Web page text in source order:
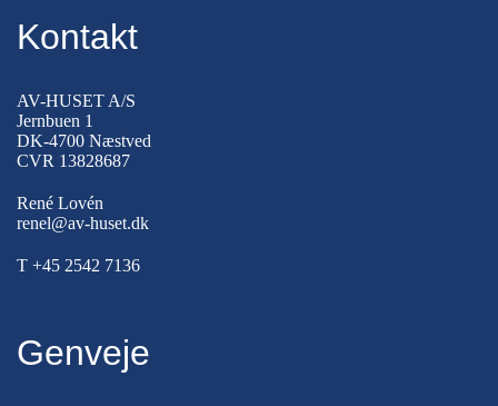
Kontakt
AV-HUSET A/S
Jernbuen 1
DK-4700 Næstved
CVR 13828687
René Lovén
renel@av-huset.dk
T +45 2542 7136
Genveje